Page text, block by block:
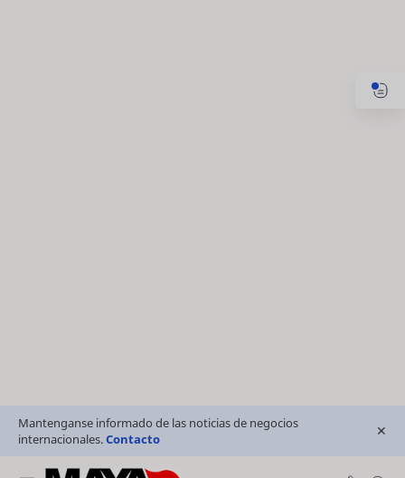
Mantenganse informado de las noticias de negocios
internacionales.Contacto